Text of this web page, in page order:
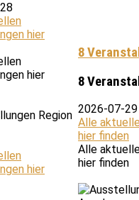
hier
hier
hier
8
8
2026-07-29
Alle
hier finden
Alle
hier finden